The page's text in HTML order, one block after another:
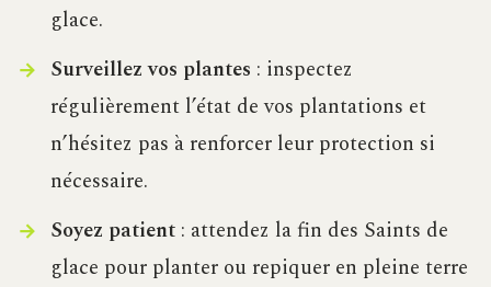
glace.
Surveillez vos plantes : inspectez
régulièrement l’état de vos plantations et
n’hésitez pas à renforcer leur protection si
nécessaire.
Soyez patient: attendez la fin des Saints de
glace pour planter ou repiquer en pleine terre